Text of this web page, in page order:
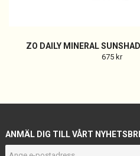
ZO DAILY MINERAL
675 kr
ANMÄL DIG TILL VÅRT